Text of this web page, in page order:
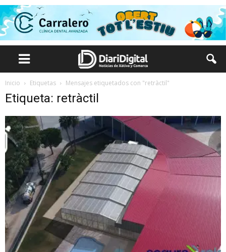
Inicio Etiquetas Mensajes etiquetados con "retràctil"
Etiqueta: retràctil